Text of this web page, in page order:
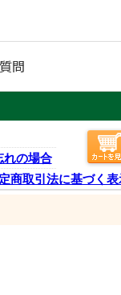
問
れの場合
商取引法に基づく表